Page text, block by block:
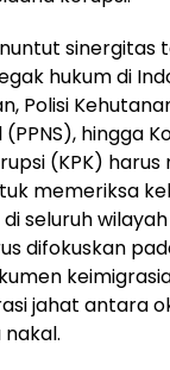
sinergitas
hukum di
Polisi
hingga
(KPK)
memeriksa
seluruh wilayah
difokuskan
jahat antara